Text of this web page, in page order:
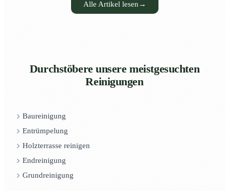
Alle Artikel lesen →
Durchstöbere unsere meistgesuchten
Reinigungen
Baureinigung
Entrümpelung
Holzterrasse reinigen
Endreinigung
Grundreinigung